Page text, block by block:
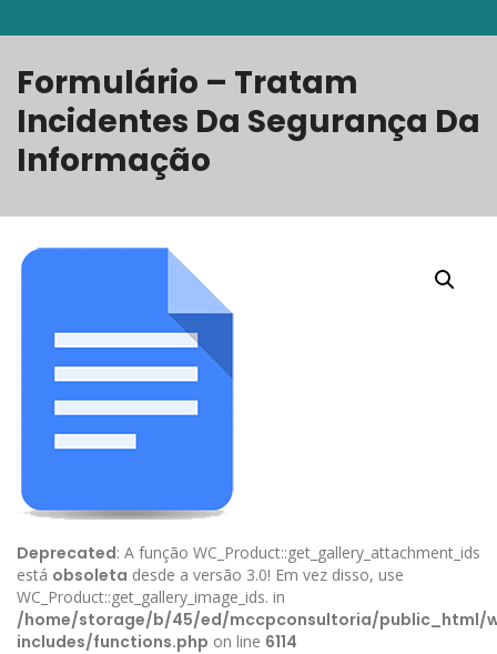
Formulário – Tratam
Incidentes Da Segurança Da
Informação
Deprecated: A função WC_Product::get_gallery_attachment_ids
está obsoleta desde a versão 3.0! Em vez disso, use
WC_Product::get_gallery_image_ids. in
/home/storage/b/45/ed/mccpconsultoria/public_html/
includes/functions.php on line 6114